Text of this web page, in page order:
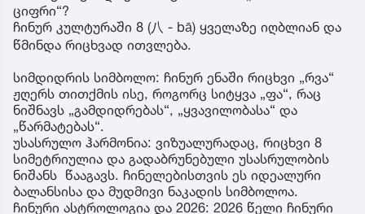
ციფრი“?
ჩინურ კულტურაში 8 (八 - bā) ყველაზე იღბლიან და
წმინდა რიცხვად ითვლება.
სიმდიდრის სიმბოლო: ჩინურ ენაში რიცხვი „რვა“
ჟღერს თითქმის ისე, როგორც სიტყვა „ფა“, რაც
ნიშნავს „გამდიდრებას“, „ყვავილობასა“ და
„წარმატებას“.
უსასრულო ჰარმონია: ვიზუალურადაც, რიცხვი 8
სიმეტრიულია და გადაბრუნებული უსასრულობის
ნიშანს წააგავს. ჩინელებისთვის ეს იდეალური
ბალანსისა და მუდმივი ნაკადის სიმბოლოა.
ჩინური ასტროლოგია და 2026: 2026 წელი ჩინური